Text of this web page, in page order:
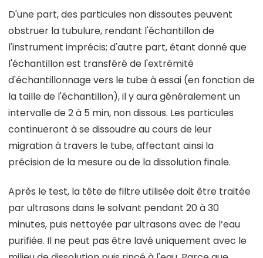
D'une part, des particules non dissoutes peuvent
obstruer la tubulure, rendant l'échantillon de
l'instrument imprécis; d'autre part, étant donné que
l'échantillon est transféré de l'extrémité
d'échantillonnage vers le tube à essai (en fonction de
la taille de l'échantillon), il y aura généralement un
intervalle de 2 à 5 min, non dissous. Les particules
continueront à se dissoudre au cours de leur
migration à travers le tube, affectant ainsi la
précision de la mesure ou de la dissolution finale.
Après le test, la tête de filtre utilisée doit être traitée
par ultrasons dans le solvant pendant 20 à 30
minutes, puis nettoyée par ultrasons avec de l’eau
purifiée. Il ne peut pas être lavé uniquement avec le